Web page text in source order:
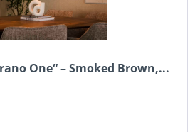
One“ – Smoked Brown,...